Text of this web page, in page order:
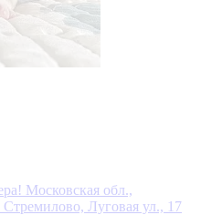
Московская обл.,
Луговая ул., 17